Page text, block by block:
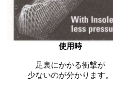
使用時
足裏にかかる衝撃が
少ないのが分かります。